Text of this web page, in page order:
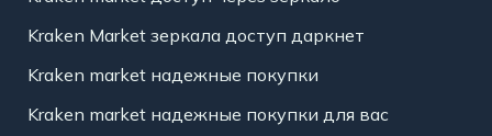
Kraken Market зеркала доступ даркнет
Kraken market надежные покупки
Kraken market надежные покупки для вас